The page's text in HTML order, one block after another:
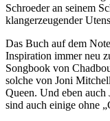
Schroeder an seinem
klangerzeugender
Das Buch auf dem
Inspiration immer neu
Songbook von
solche von Joni
Queen. Und eben auch
sind auch einige ohne